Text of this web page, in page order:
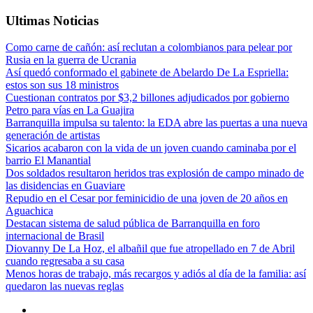
Ultimas Noticias
Como carne de cañón: así reclutan a colombianos para pelear por
Rusia en la guerra de Ucrania
Así quedó conformado el gabinete de Abelardo De La Espriella:
estos son sus 18 ministros
Cuestionan contratos por $3,2 billones adjudicados por gobierno
Petro para vías en La Guajira
Barranquilla impulsa su talento: la EDA abre las puertas a una nueva
generación de artistas
Sicarios acabaron con la vida de un joven cuando caminaba por el
barrio El Manantial
Dos soldados resultaron heridos tras explosión de campo minado de
las disidencias en Guaviare
Repudio en el Cesar por feminicidio de una joven de 20 años en
Aguachica
Destacan sistema de salud pública de Barranquilla en foro
internacional de Brasil
Diovanny De La Hoz, el albañil que fue atropellado en 7 de Abril
cuando regresaba a su casa
Menos horas de trabajo, más recargos y adiós al día de la familia: así
quedaron las nuevas reglas